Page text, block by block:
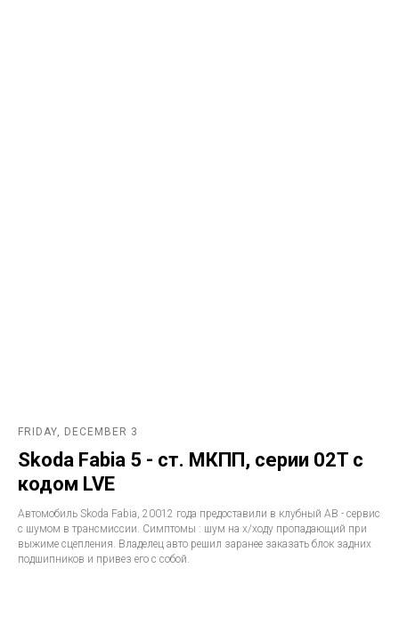
FRIDAY, DECEMBER 3
Skoda Fabia 5 - ст. МКПП, серии 02T с
кодом LVE
Автомобиль Skoda Fabia, 20012 года предоставили в клубный АВ - сервис
с шумом в трансмиссии. Симптомы : шум на х/ходу пропадающий при
выжиме сцепления. Владелец авто решил заранее заказать блок задних
подшипников и привез его с собой.